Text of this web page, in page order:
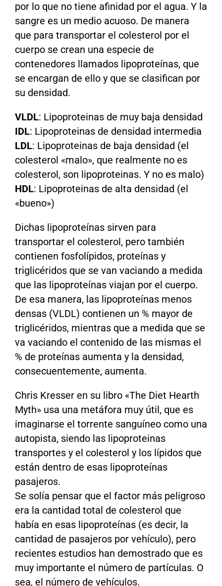
por lo que no tiene afinidad por el agua. Y la
sangre es un medio acuoso. De manera
que para transportar el colesterol por el
cuerpo se crean una especie de
contenedores llamados lipoproteínas, que
se encargan de ello y que se clasifican por
su densidad.
VLDL: Lipoproteinas de muy baja densidad
IDL: Lipoproteinas de densidad intermedia
LDL: Lipoproteinas de baja densidad (el
colesterol «malo», que realmente no es
colesterol, son lipoproteinas. Y no es malo)
HDL: Lipoproteinas de alta densidad (el
«bueno»)
Dichas lipoproteínas sirven para
transportar el colesterol, pero también
contienen fosfolípidos, proteínas y
triglicéridos que se van vaciando a medida
que las lipoproteínas viajan por el cuerpo.
De esa manera, las lipoproteínas menos
densas (VLDL) contienen un % mayor de
triglicéridos, mientras que a medida que se
va vaciando el contenido de las mismas el
% de proteínas aumenta y la densidad,
consecuentemente, aumenta.
Chris Kresser en su libro «The Diet Hearth
Myth» usa una metáfora muy útil, que es
imaginarse el torrente sanguíneo como una
autopista, siendo las lipoproteinas
transportes y el colesterol y los lípidos que
están dentro de esas lipoproteínas
pasajeros.
Se solía pensar que el factor más peligroso
era la cantidad total de colesterol que
había en esas lipoproteínas (es decir, la
cantidad de pasajeros por vehículo), pero
recientes estudios han demostrado que es
muy importante el número de partículas. O
sea, el número de vehículos.